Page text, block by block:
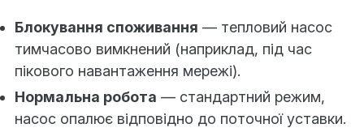
Блокування споживання — тепловий насос
тимчасово вимкнений (наприклад, під час
пікового навантаження мережі).
Нормальна робота — стандартний режим,
насос опалює відповідно до поточної уставки.